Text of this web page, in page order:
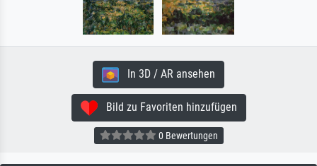
In 3D / AR ansehen
Bild zu Favoriten hinzufügen
0 Bewertungen